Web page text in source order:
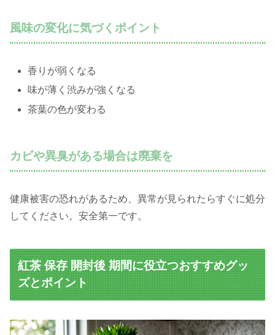
風味の変化に気づくポイント
香りが弱くなる
味が薄く渋みが強くなる
茶葉の色が変わる
カビや異臭がある場合は廃棄を
健康被害の恐れがあるため、異常が見られたらすぐに処分
してください。安全第一です。
紅茶 保存 開封後 期間に役立つおすすめグッ
ズとポイント